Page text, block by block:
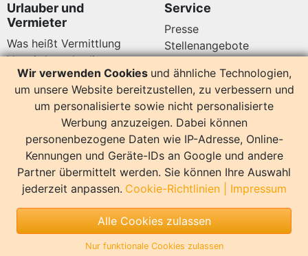
Urlauber und
Vermieter
Was heißt Vermittlung
Vermittlungsbedingungen
Datenschutz
Service
Presse
Stellenangebote
Kundenbewertungen
14164 Bewertungen
Hier sind wir auch
Copyright Impressum
Copyright by InterDomizil | Design by EvR Willmroth
Wir verwenden Cookies und ähnliche Technologien,
um unsere Website bereitzustellen, zu verbessern und
um personalisierte sowie nicht personalisierte
Werbung anzuzeigen. Dabei können
personenbezogene Daten wie IP-Adresse, Online-
Kennungen und Geräte-IDs an Google und andere
Partner übermittelt werden. Sie können Ihre Auswahl
jederzeit anpassen. Cookie-Richtlinien| Impressum
Alle Cookies zulassen
Nur funktionale Cookies zulassen